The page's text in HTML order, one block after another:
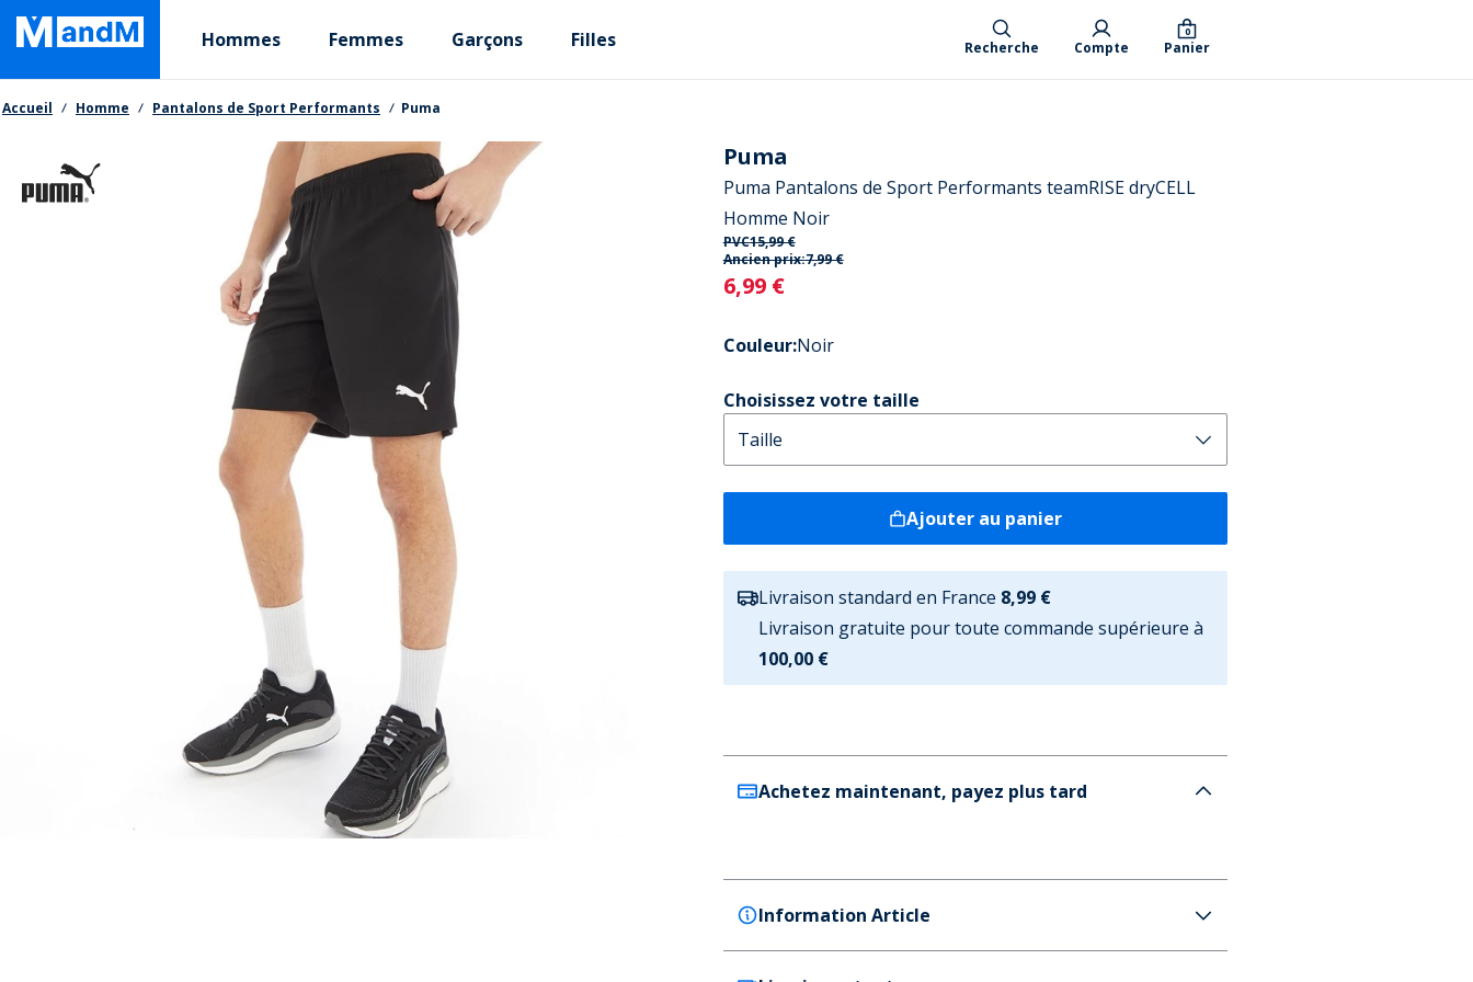
Skip
main
content
Primary departments
Hommes Femmes Garçons Filles Recherche Compte Panier
0
Fil d'Ariane
Accueil Homme Pantalons de Sport Performants Puma
Puma
Puma Pantalons de Sport Performants teamRISE dryCELL
Homme Noir
PVC15,99 €
Ancien prix:7,99 €
Current
6,99 €
Couleur:Noir
Choisissez votre taille
Ajouter au panier
Livraison standard en France 8,99 €
Livraison gratuite pour toute commande supérieure à
100,00 €
Achetez maintenant, payez plus tard
Information Article